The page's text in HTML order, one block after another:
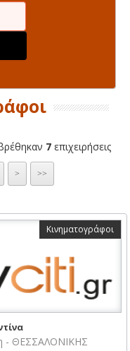
7 επιχειρήσεις
> >>
Κινηματογράφοι
- ΘΕΣΣΑΛΟΝΙΚΗΣ